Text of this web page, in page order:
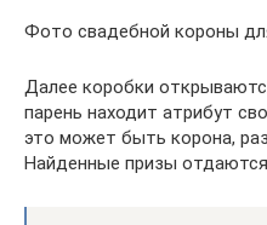
Фото свадебной короны
Далее коробки
парень находит атрибут
это может быть корона,
Найденные призы отдаются